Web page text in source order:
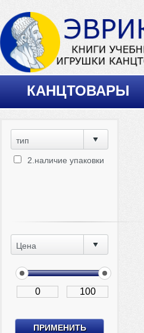
КАНЦТОВАРЫ
тип
2.наличие упаковки
Цена